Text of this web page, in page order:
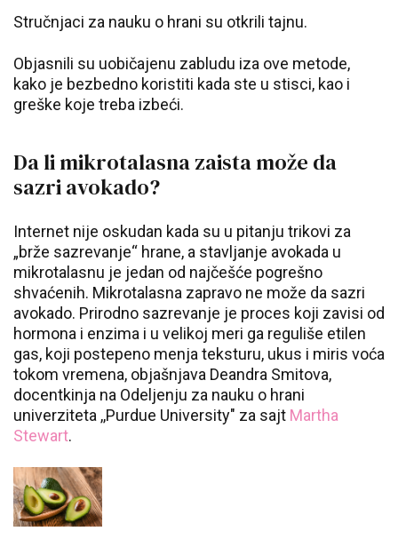
Stručnjaci za nauku o hrani su otkrili tajnu.
Objasnili su uobičajenu zabludu iza ove metode,
kako je bezbedno koristiti kada ste u stisci, kao i
greške koje treba izbeći.
Da li mikrotalasna zaista može da
sazri avokado?
Internet nije oskudan kada su u pitanju trikovi za
„brže sazrevanje“ hrane, a stavljanje avokada u
mikrotalasnu je jedan od najčešće pogrešno
shvaćenih. Mikrotalasna zapravo ne može da sazri
avokado. Prirodno sazrevanje je proces koji zavisi od
hormona i enzima i u velikoj meri ga reguliše etilen
gas, koji postepeno menja teksturu, ukus i miris voća
tokom vremena, objašnjava Deandra Smitova,
docentkinja na Odeljenju za nauku o hrani
univerziteta ,,Purdue University" za sajt Martha
Stewart.